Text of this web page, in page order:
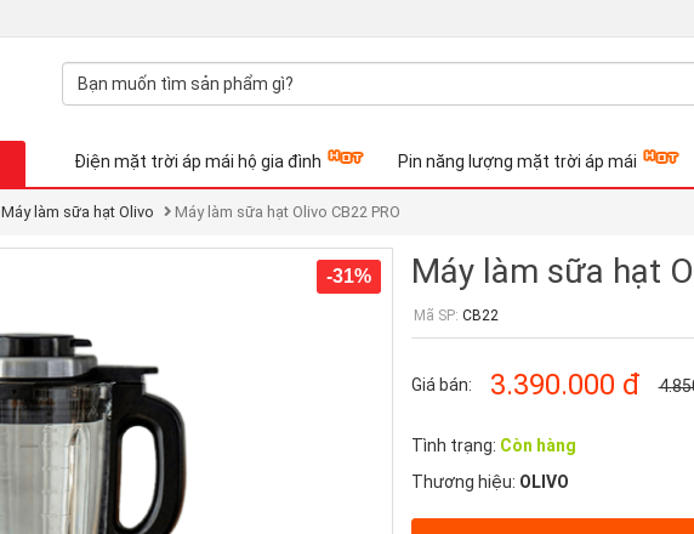
Điện mặt trời áp mái hộ gia đình Pin năng lượng mặt trời áp mái
Máy làm sữa hạt Olivo Máy làm sữa hạt Olivo CB22 PRO
-31% Máy làm sữa hạt
Mã SP: CB22
Giá bán: 3.390.000 đ
Tình trạng: Còn hàng
Thương hiệu: OLIVO